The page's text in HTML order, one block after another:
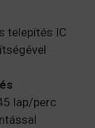
telepítés IC
lap/perc